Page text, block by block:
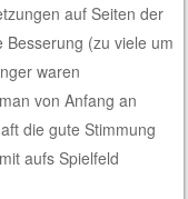
auf Seiten der
Besserung (zu viele um
waren
von Anfang an
die gute Stimmung
aufs Spielfeld